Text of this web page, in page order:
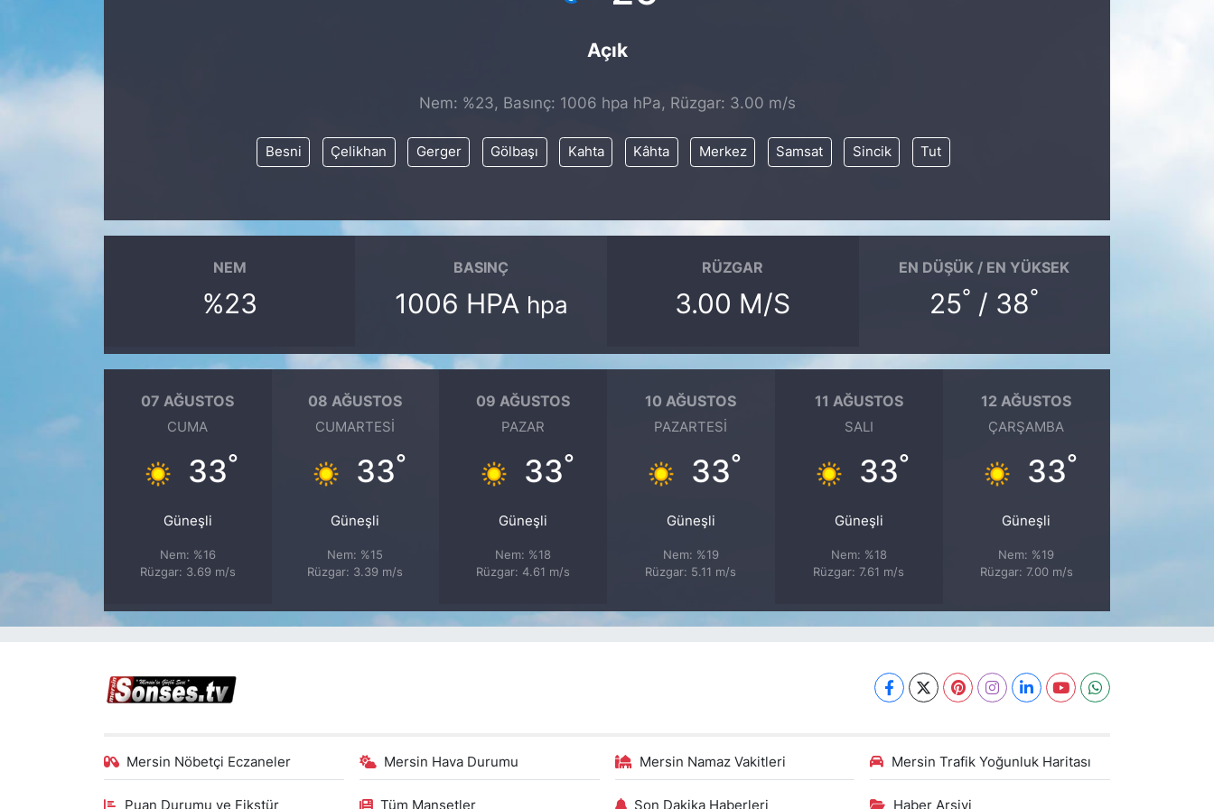
Açık
Nem: %23, Basınç: 1006 hpa hPa, Rüzgar: 3.00 m/s
Besni Çelikhan Gerger Gölbaşı Kahta Kâhta Merkez Samsat Sincik Tut
NEM
%23
BASINÇ
1006 HPA hpa
RÜZGAR
3.00 M/S
EN DÜŞÜK / EN YÜKSEK
25° / 38°
07 AĞUSTOS
CUMA
33°
Güneşli
Nem: %16
Rüzgar: 3.69 m/s
08 AĞUSTOS
CUMARTESI
33°
Güneşli
Nem: %15
Rüzgar: 3.39 m/s
09 AĞUSTOS
PAZAR
33°
Güneşli
Nem: %18
Rüzgar: 4.61 m/s
10 AĞUSTOS
PAZARTESI
33°
Güneşli
Nem: %19
Rüzgar: 5.11 m/s
11 AĞUSTOS
SALI
33°
Güneşli
Nem: %18
Rüzgar: 7.61 m/s
12 AĞUSTOS
ÇARŞAMBA
33°
Güneşli
Nem: %19
Rüzgar: 7.00 m/s
Mersin Nöbetçi Eczaneler Mersin Hava Durumu Mersin Namaz Vakitleri Mersin Trafik Yoğunluk Haritası
Puan Durumu ve Fikstür Tüm Manşetler Son Dakika Haberleri Haber Arşivi
YEREL HABER